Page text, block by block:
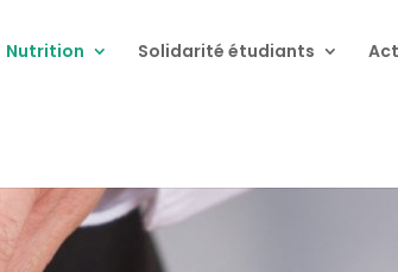
Nutrition Solidarité étudiants